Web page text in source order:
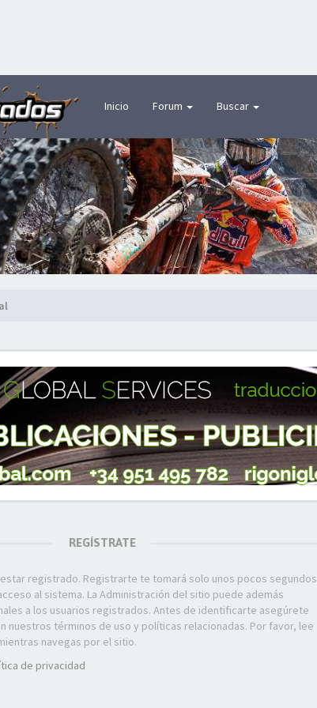
Inicio Forum Buscar
REGÍSTRATE
registrado. Registrarte te tomará solo unos pocos segundos
al sistema. La Administración del sitio puede además
a los usuarios registrados. Antes de identificarte asegúrete
nuestros términos de uso y políticas relacionadas. Por favor, lee
navegas por el sitio.
de privacidad